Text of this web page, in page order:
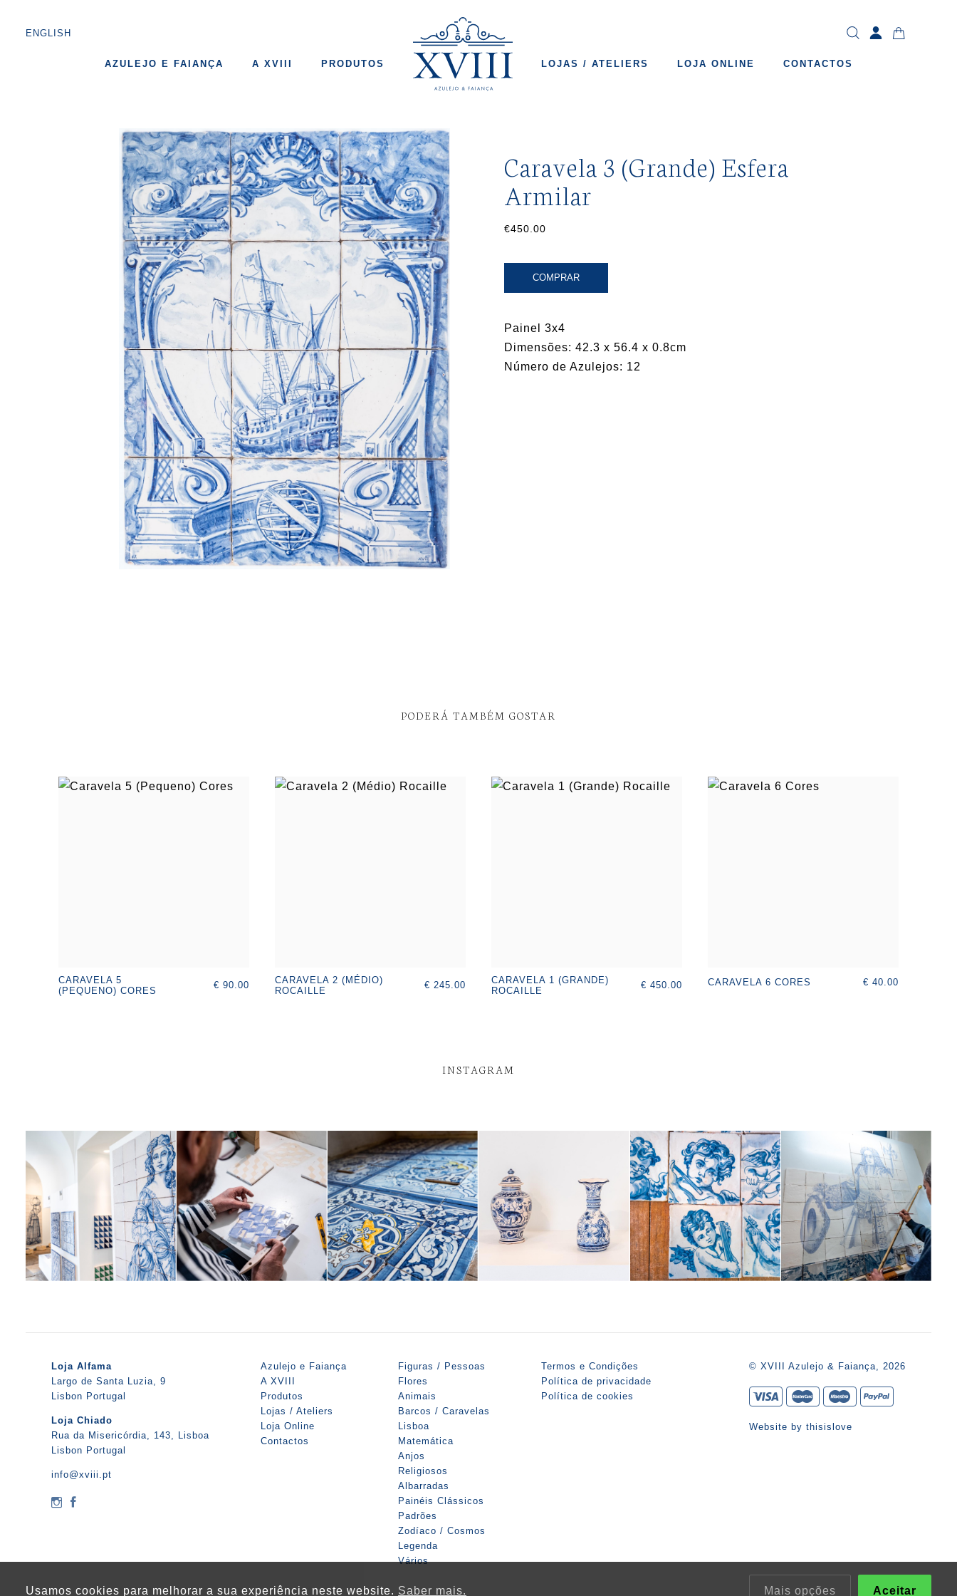
ENGLISH
AZULEJO E FAIANÇA A XVIII PRODUTOS LOJAS / ATELIERS LOJA ONLINE CONTACTOS
Caravela 3 (Grande) Esfera
Armilar
€450.00
COMPRAR
Painel 3x4
Dimensões: 42.3 x 56.4 x 0.8cm
Número de Azulejos: 12
PODERÁ TAMBÉM GOSTAR
CARAVELA 5
(PEQUENO) CORES
€ 90.00
CARAVELA 2 (MÉDIO)
ROCAILLE
€ 245.00
CARAVELA 1 (GRANDE)
ROCAILLE
€ 450.00 CARAVELA 6 CORES € 40.00
INSTAGRAM
Loja Alfama
Largo de Santa Luzia, 9
Lisbon Portugal
Loja Chiado
Rua da Misericórdia, 143, Lisboa
Lisbon Portugal
info@xviii.pt
Azulejo e Faiança
A XVIII
Produtos
Lojas / Ateliers
Loja Online
Contactos
Figuras / Pessoas
Flores
Animais
Barcos / Caravelas
Lisboa
Matemática
Anjos
Religiosos
Albarradas
Painéis Clássicos
Padrões
Zodíaco / Cosmos
Legenda
Vários
Termos e Condições
Política de privacidade
Política de cookies
© XVIII Azulejo & Faiança, 2026
Website by thisislove
Usamos cookies para melhorar a sua experiência neste website. Saber mais. Mais opções Aceitar